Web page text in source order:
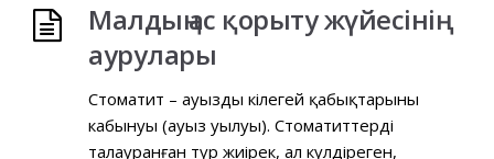
Малдың ас қорыту жүйесінің
аурулары
Стоматит – ауыздың кілегей қабықтарының
кабынуы (ауыз уылуы). Стоматиттердің
талауранған түр жиірек, ал күлдіреген,